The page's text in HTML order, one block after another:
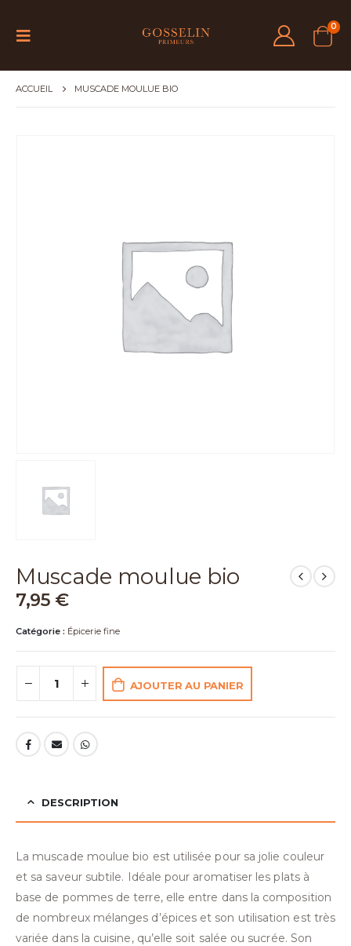
0
ACCUEIL MUSCADE MOULUE BIO
Muscade moulue bio
7,95 €
Catégorie : Épicerie fine
AJOUTER AU PANIER
DESCRIPTION
La muscade moulue bio est utilisée pour sa jolie couleur
et sa saveur subtile. Idéale pour aromatiser les plats à
base de pommes de terre, elle entre dans la composition
de nombreux mélanges d’épices et son utilisation est très
variée dans la cuisine, qu’elle soit salée ou sucrée. Son